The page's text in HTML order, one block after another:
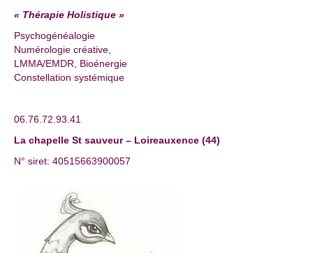
« Thérapie Holistique »
Psychogénéalogie
Numérologie créative,
LMMA/EMDR, Bioénergie
Constellation systémique
06.76.72.93.41
La chapelle St sauveur – Loireauxence (44)
N° siret: 40515663900057